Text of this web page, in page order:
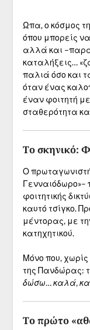
Ωπα, ο κόσμος
όπου μπορείς
αλλά και
καταλήξεις…
παλιά όσο και
όταν ένας
έναν φοιτητή
σταθερότητα
Το σκηνικό:
Ο
Γενναιόδωρο»–
φοιτητικής
καυτό τσίγκο.
μέντορας, με
κατηχητικού.
Μόνο που, χωρίς
της Πανδώρας:
δώσω… καλά,
Το πρώτο